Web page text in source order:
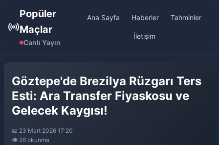
Popüler
Maçlar
Canlı Yayın
Ana Sayfa Haberler Tahminler
İletişim
Göztepe'de Brezilya Rüzgarı Ters
Esti: Ara Transfer Fiyaskosu ve
Gelecek Kaygısı!
📅 23 Mart 2026 17:20
👁️ 26 okunma